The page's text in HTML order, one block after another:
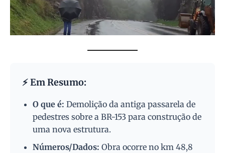
⚡ Em Resumo:
O que é: Demolição da antiga passarela de
pedestres sobre a BR-153 para construção de
uma nova estrutura.
Números/Dados: Obra ocorre no km 48,8